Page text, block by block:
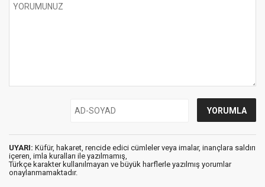
UYARI: Küfür, hakaret, rencide edici cümleler veya imalar, inançlara saldırı
içeren, imla kuralları ile yazılmamış,
Türkçe karakter kullanılmayan ve büyük harflerle yazılmış yorumlar
onaylanmamaktadır.